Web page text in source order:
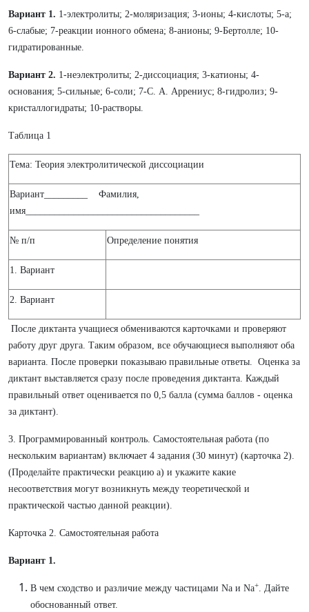
Вариант 1. 1-электролиты; 2-моляризация; 3-ионы; 4-кислоты; 5-a;
6-слабые; 7-реакции ионного обмена; 8-анионы; 9-Бертолле; 10-
гидратированные.
Вариант 2. 1-неэлектролиты; 2-диссоциация; 3-катионы; 4-
основания; 5-сильные; 6-соли; 7-С. А. Аррениус; 8-гидролиз; 9-
кристаллогидраты; 10-растворы.
Таблица 1
Тема: Теория электролитической диссоциации
Вариант_________ Фамилия,
имя____________________________________
№ п/п Определение понятия
1. Вариант
2. Вариант
После диктанта учащиеся обмениваются карточками и проверяют
работу друг друга. Таким образом, все обучающиеся выполняют оба
варианта. После проверки показываю правильные ответы. Оценка за
диктант выставляется сразу после проведения диктанта. Каждый
правильный ответ оценивается по 0,5 балла (сумма баллов - оценка
за диктант).
3. Программированный контроль. Самостоятельная работа (по
нескольким вариантам) включает 4 задания (30 минут) (карточка 2).
(Проделайте практически реакцию а) и укажите какие
несоответствия могут возникнуть между теоретической и
практической частью данной реакции).
Карточка 2. Самостоятельная работа
Вариант 1.
В чем сходство и различие между частицами Na и Na+. Дайте
обоснованный ответ.